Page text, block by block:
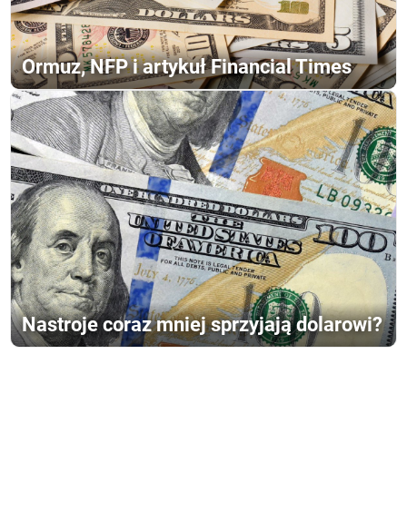
Ormuz, NFP i artykuł Financial Times
Nastroje coraz mniej sprzyjają dolarowi?